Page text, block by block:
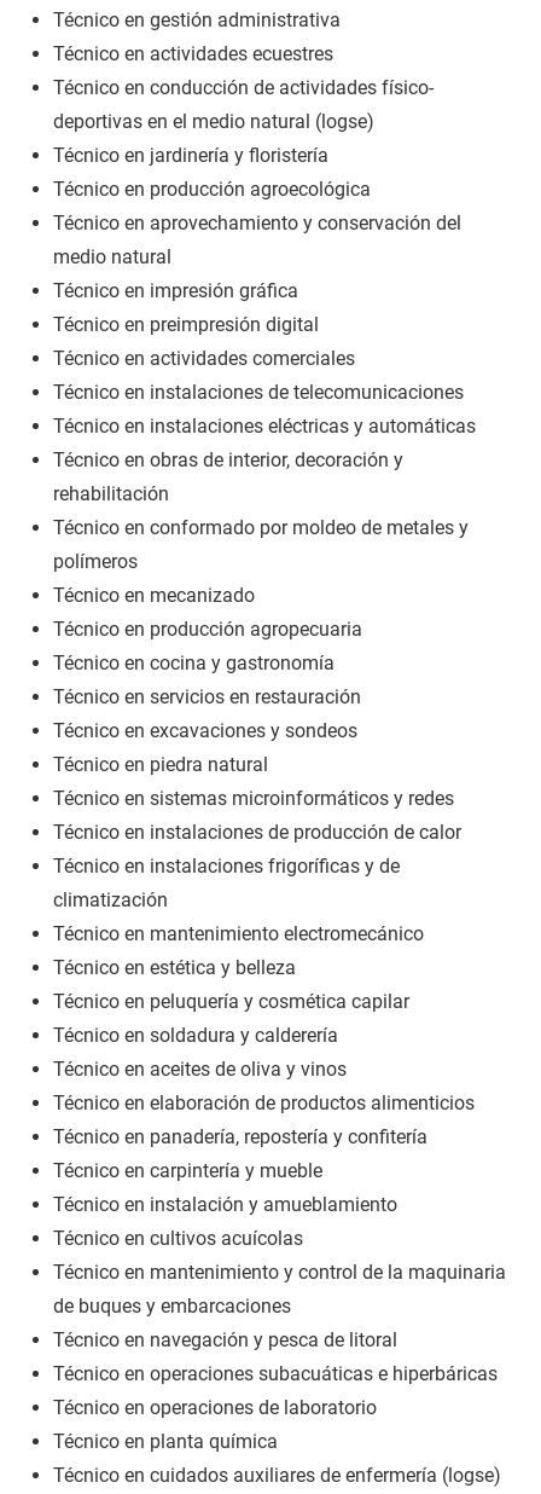
Técnico en gestión administrativa
Técnico en actividades ecuestres
Técnico en conducción de actividades físico-
deportivas en el medio natural (logse)
Técnico en jardinería y floristería
Técnico en producción agroecológica
Técnico en aprovechamiento y conservación del
medio natural
Técnico en impresión gráfica
Técnico en preimpresión digital
Técnico en actividades comerciales
Técnico en instalaciones de telecomunicaciones
Técnico en instalaciones eléctricas y automáticas
Técnico en obras de interior, decoración y
rehabilitación
Técnico en conformado por moldeo de metales y
polímeros
Técnico en mecanizado
Técnico en producción agropecuaria
Técnico en cocina y gastronomía
Técnico en servicios en restauración
Técnico en excavaciones y sondeos
Técnico en piedra natural
Técnico en sistemas microinformáticos y redes
Técnico en instalaciones de producción de calor
Técnico en instalaciones frigoríficas y de
climatización
Técnico en mantenimiento electromecánico
Técnico en estética y belleza
Técnico en peluquería y cosmética capilar
Técnico en soldadura y calderería
Técnico en aceites de oliva y vinos
Técnico en elaboración de productos alimenticios
Técnico en panadería, repostería y confitería
Técnico en carpintería y mueble
Técnico en instalación y amueblamiento
Técnico en cultivos acuícolas
Técnico en mantenimiento y control de la maquinaria
de buques y embarcaciones
Técnico en navegación y pesca de litoral
Técnico en operaciones subacuáticas e hiperbáricas
Técnico en operaciones de laboratorio
Técnico en planta química
Técnico en cuidados auxiliares de enfermería (logse)